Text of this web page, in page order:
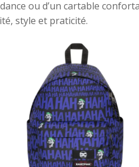
ou d’un cartable
style et praticité.